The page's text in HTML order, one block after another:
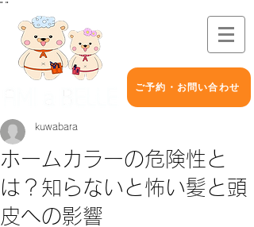
" "
ご予約・お問い合わせ
ホームカラーの危険性と
は？知らないと怖い髪と頭
皮への影響
kuwabara